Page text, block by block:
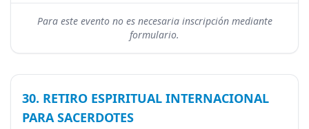
Para este evento no es necesaria inscripción mediante
formulario.
30. RETIRO ESPIRITUAL INTERNACIONAL
PARA SACERDOTES